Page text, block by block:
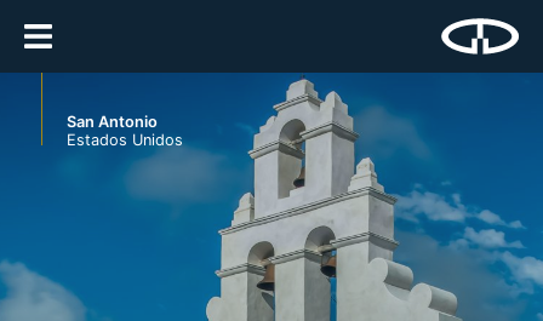
San Antonio
Estados Unidos